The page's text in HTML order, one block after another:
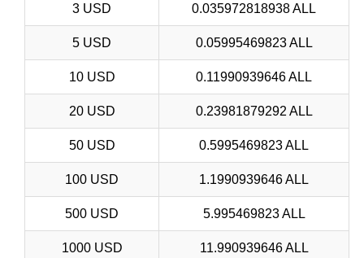
3 USD 0.035972818938 ALL
5 USD 0.05995469823 ALL
10 USD 0.11990939646 ALL
20 USD 0.23981879292 ALL
50 USD 0.5995469823 ALL
100 USD 1.1990939646 ALL
500 USD 5.995469823 ALL
1000 USD 11.990939646 ALL